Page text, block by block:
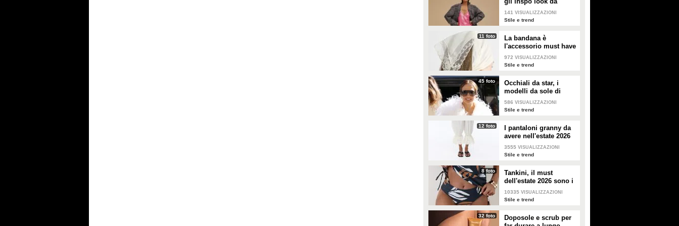
copiare
141 VISUALIZZAZIONI
Stile e trend
11 foto
La bandana è
l'accessorio must have
dell'estate 2026: i
modelli di tendenza
972 VISUALIZZAZIONI
Stile e trend
45 foto
Occhiali da star, i
modelli da sole di
tendenza per l'estate
2026
586 VISUALIZZAZIONI
Stile e trend
12 foto
I pantaloni granny da
avere nell'estate 2026
3555 VISUALIZZAZIONI
Stile e trend
8 foto
Tankini, il must
dell'estate 2026 sono i
costumi con la canotta
10335 VISUALIZZAZIONI
Stile e trend
32 foto
Doposole e scrub per